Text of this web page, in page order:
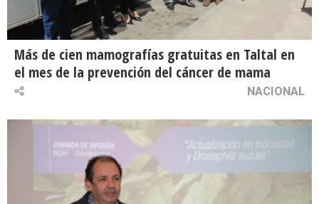
Más de cien mamografías gratuitas en Taltal en
el mes de la prevención del cáncer de mama
NACIONAL